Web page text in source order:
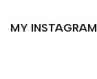
MY INSTAGRAM